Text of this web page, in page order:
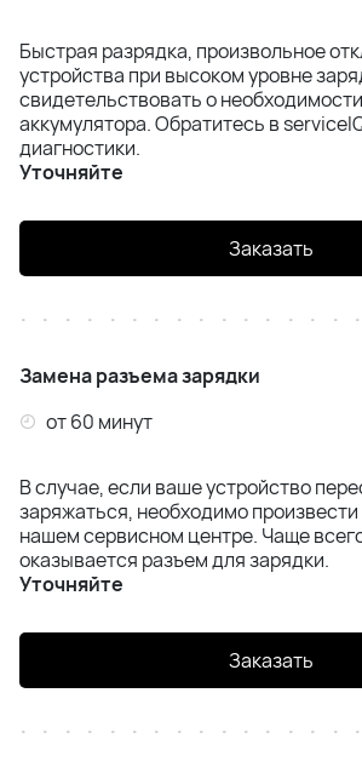
Быстрая разрядка, произвольное
устройства при высоком уровне
свидетельствовать о
аккумулятора. Обратитесь в
диагностики.
Уточняйте
Заказать
Замена разъема зарядки
от 60 минут
В случае, если ваше устройство
заряжаться, необходимо произвести
нашем сервисном центре. Чаще
оказывается разъем для зарядки.
Уточняйте
Заказать